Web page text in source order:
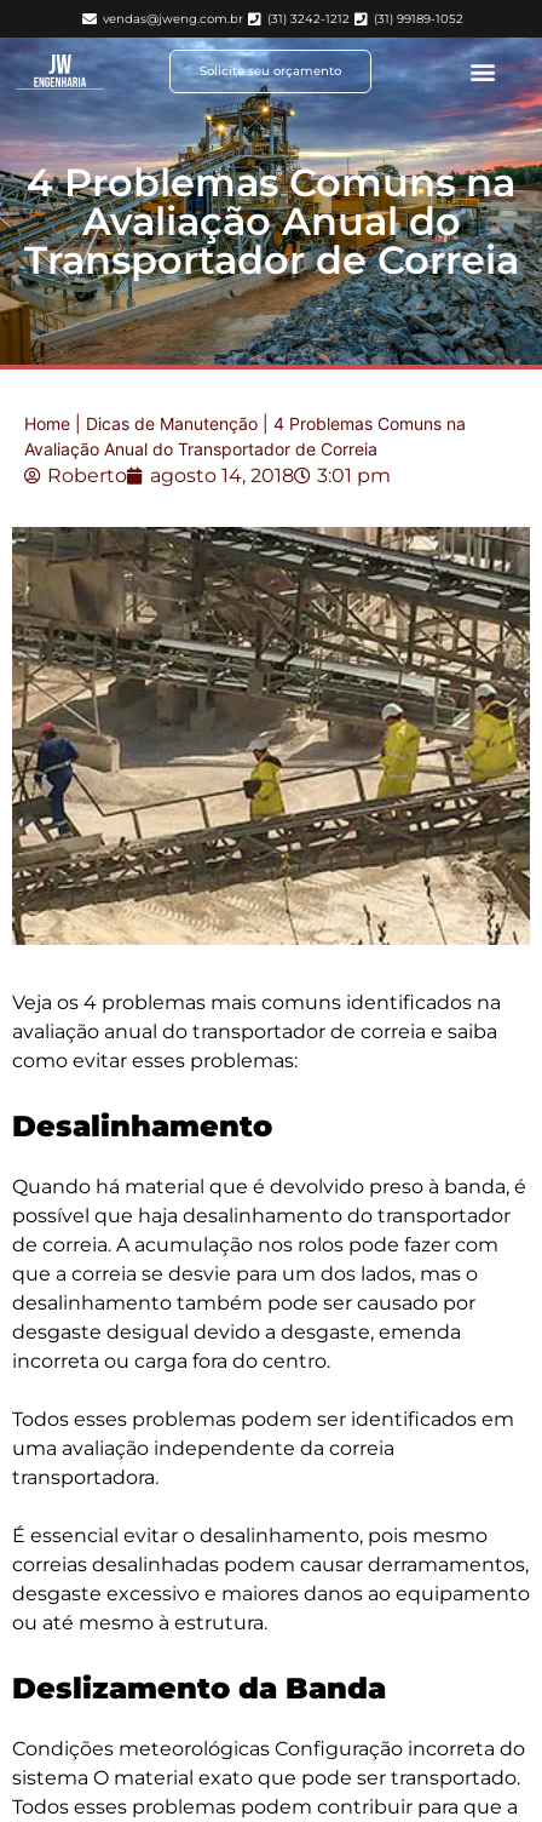
vendas@jweng.com.br (31) 3242-1212 (31) 99189-1052
Solicite seu orçamento
4 Problemas Comuns na
Avaliação Anual do
Transportador de Correia
Home Dicas de Manutenção
4 Problemas Comuns na
Avaliação Anual do Transportador de Correia
Roberto agosto 14, 2018 3:01 pm
Veja os 4 problemas mais comuns identificados na
avaliação anual do transportador de correia e saiba
como evitar esses problemas:
Desalinhamento
Quando há material que é devolvido preso à banda, é
possível que haja desalinhamento do transportador
de correia. A acumulação nos rolos pode fazer com
que a correia se desvie para um dos lados, mas o
desalinhamento também pode ser causado por
desgaste desigual devido a desgaste, emenda
incorreta ou carga fora do centro.
Todos esses problemas podem ser identificados em
uma avaliação independente da correia
transportadora.
É essencial evitar o desalinhamento, pois mesmo
correias desalinhadas podem causar derramamentos,
desgaste excessivo e maiores danos ao equipamento
ou até mesmo à estrutura.
Deslizamento da Banda
Condições meteorológicas Configuração incorreta do
sistema O material exato que pode ser transportado.
Todos esses problemas podem contribuir para que a